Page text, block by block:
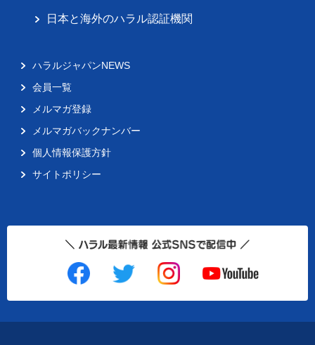
日本と海外のハラル認証機関
ハラルジャパンNEWS
会員一覧
メルマガ登録
メルマガバックナンバー
個人情報保護方針
サイトポリシー